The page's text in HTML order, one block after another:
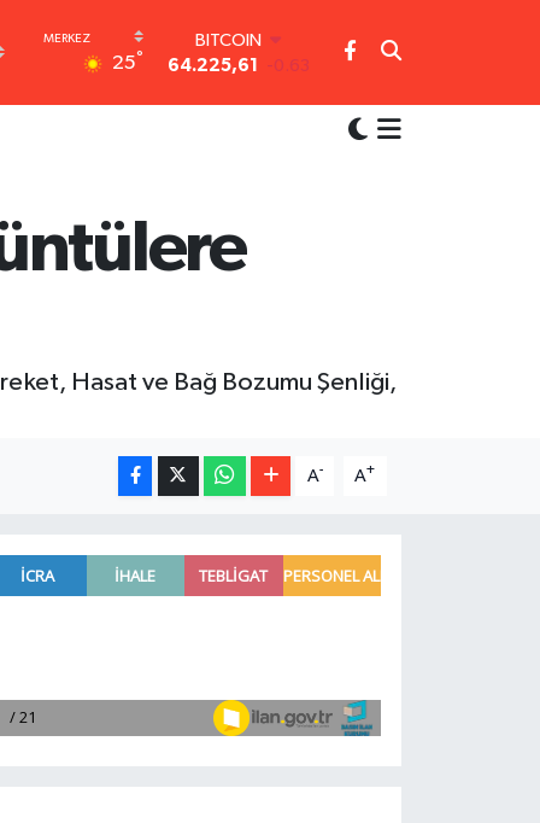
25°
DOLAR
47,7143
0.16
BİST100
13.799
Hasat ve Bağ Bozumu Şenliği,
A- A+